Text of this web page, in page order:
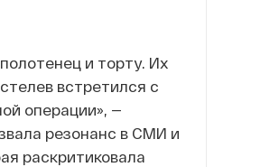
и торту. Их
встретился с
операции», —
резонанс в СМИ и
раскритиковала